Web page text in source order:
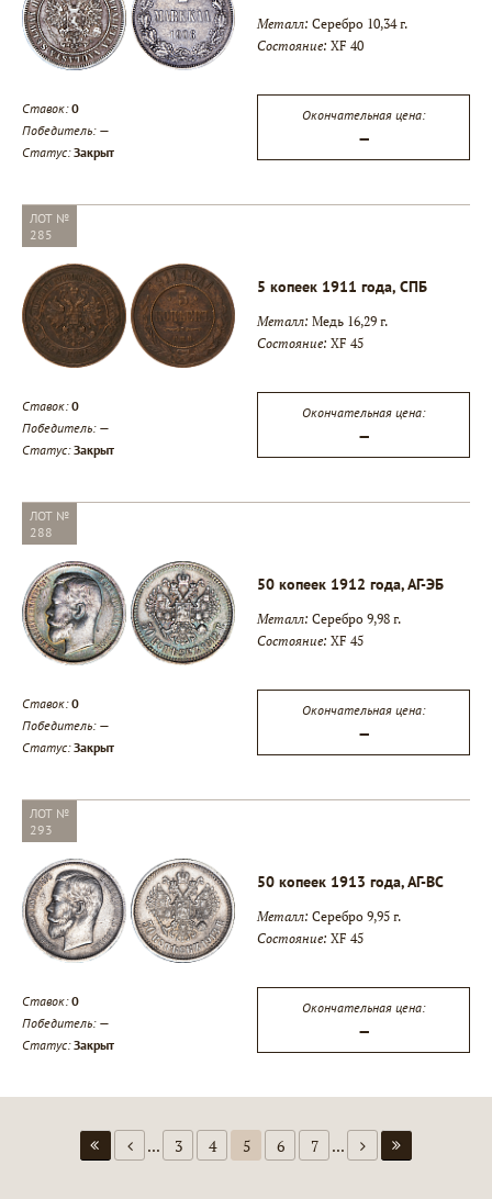
Металл: Серебро 10,34 г.
Состояние: XF 40
Ставок:0
Победитель: —
Статус:Закрыт
Окончательная цена:
—
ЛОТ №
285
5 копеек 1911 года, СПБ
Металл: Медь 16,29 г.
Состояние: XF 45
Ставок:0
Победитель: —
Статус:Закрыт
Окончательная цена:
—
ЛОТ №
288
50 копеек 1912 года, АГ-ЭБ
Металл: Серебро 9,98 г.
Состояние: XF 45
Ставок:0
Победитель: —
Статус:Закрыт
Окончательная цена:
—
ЛОТ №
293
50 копеек 1913 года, АГ-ВС
Металл: Серебро 9,95 г.
Состояние: XF 45
Ставок:0
Победитель: —
Статус:Закрыт
Окончательная цена:
—
... 3 4 5 6 7 ...